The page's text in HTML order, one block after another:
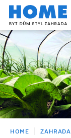
HOME ZAHRADA